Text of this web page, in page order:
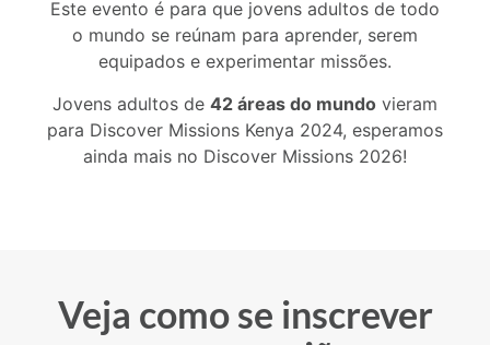
Este evento é para que jovens adultos de todo
o mundo se reúnam para aprender, serem
equipados e experimentar missões.
Jovens adultos de 42 áreas do mundo vieram
para Discover Missions Kenya 2024, esperamos
ainda mais no Discover Missions 2026!
Veja como se inscrever